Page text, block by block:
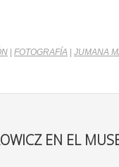
FOTOGRAFÍA JUMANA
EN EL